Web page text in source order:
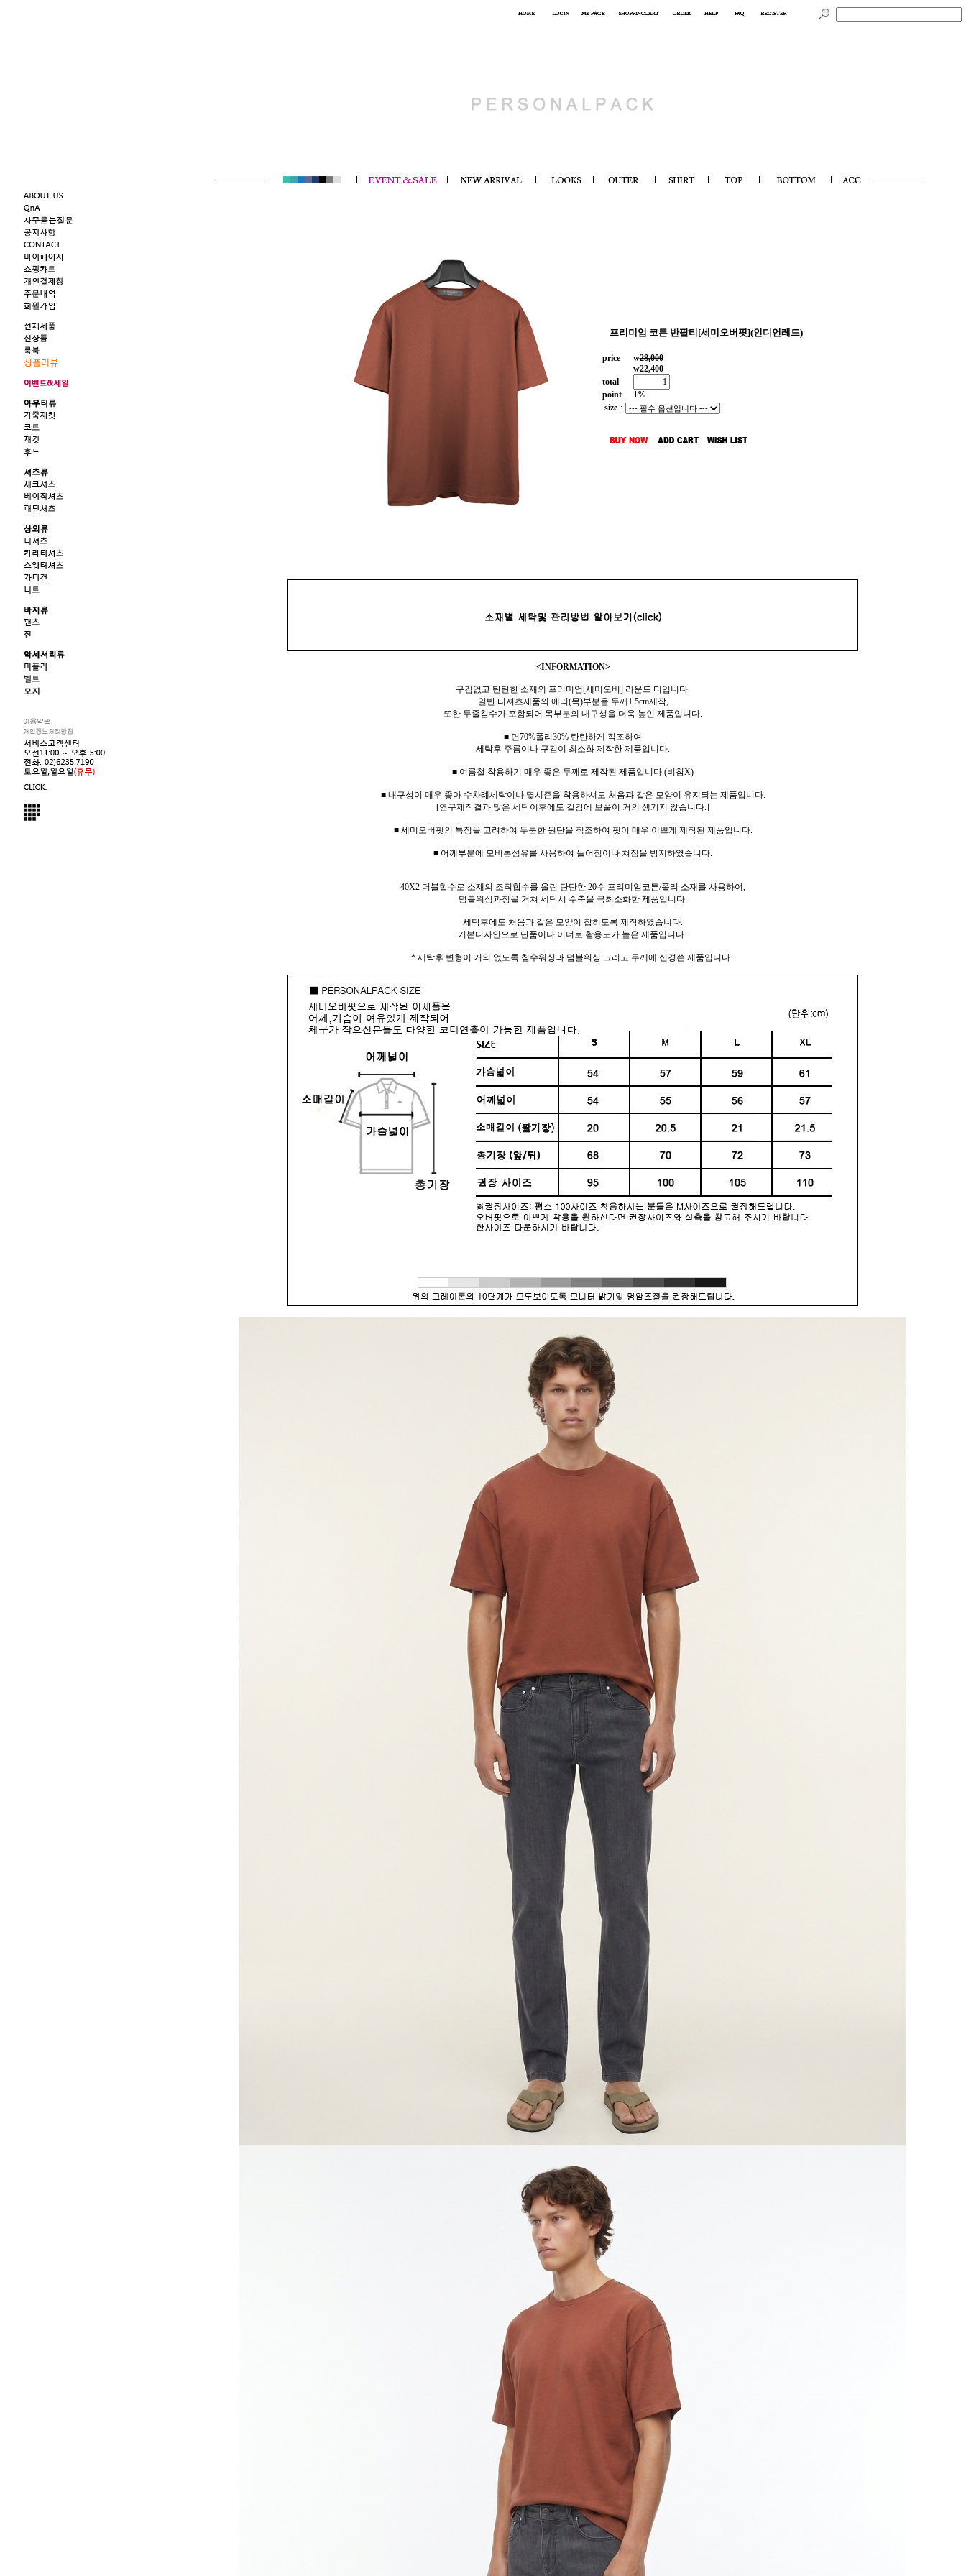
프리미엄 코튼 반팔티[세미오버핏](인디언레드)
price w28,000
w22,400
total
point
1%
size :
<INFORMATION>
구김없고 탄탄한 소재의 프리미엄[세미오버] 라운드 티입니다.
일반 티셔츠제품의 에리(목)부분을 두께1.5cm제작,
또한 두줄침수가 포함되어 목부분의 내구성을 더욱 높인 제품입니다.
■ 면70%폴리30% 탄탄하게 직조하여
세탁후 주름이나 구김이 최소화 제작한 제품입니다.
■ 여름철 착용하기 매우 좋은 두께로 제작된 제품입니다.(비침X)
■ 내구성이 매우 좋아 수차례세탁이나 몇시즌을 착용하셔도 처음과 같은 모양이 유지되는 제품입니다.
[연구제작결과 많은 세탁이후에도 겉감에 보풀이 거의 생기지 않습니다.]
■ 세미오버핏의 특징을 고려하여 두툼한 원단을 직조하여 핏이 매우 이쁘게 제작된 제품입니다.
■ 어께부분에 모비론섬유를 사용하여 늘어짐이나 쳐짐을 방지하였습니다.
40X2 더블합수로 소재의 조직합수를 올린 탄탄한 20수 프리미엄코튼/폴리 소재를 사용하여,
덤블워싱과정을 거쳐 세탁시 수축을 극최소화한 제품입니다.
세탁후에도 처음과 같은 모양이 잡히도록 제작하였습니다.
기본디자인으로 단품이나 이너로 활용도가 높은 제품입니다.
* 세탁후 변형이 거의 없도록 침수워싱과 덤블워싱 그리고 두께에 신경쓴 제품입니다.